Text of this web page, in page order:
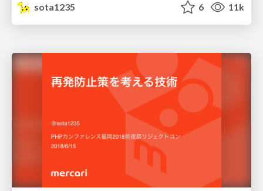
sota1235
6 11k